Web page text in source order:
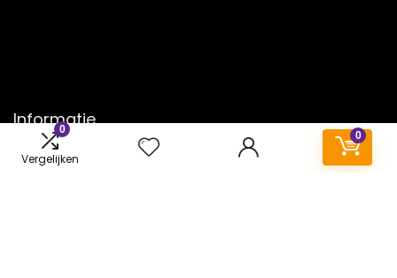
0
Vergelijken
0
Informatie
Contact